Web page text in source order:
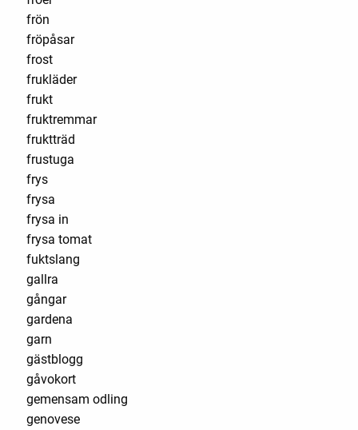
frön
fröpåsar
frost
frukläder
frukt
fruktremmar
fruktträd
frustuga
frys
frysa
frysa in
frysa tomat
fuktslang
gallra
gångar
gardena
garn
gästblogg
gåvokort
gemensam odling
genovese